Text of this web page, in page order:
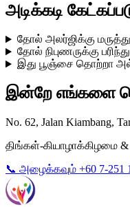
அடிக்கடி
தோல் அலர்ஜிக்கு
தோல் நிபுணருக்கு
இது பூஞ்சை தொற்றா
இன்றே எங்களை
No. 62, Jalan Kiambang,
திங்கள்-கியாழாக்கிழமை &
📞 அழைக்கவும் +60 7-251